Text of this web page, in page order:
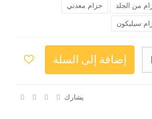
من الجلد
حزام معدني
سيليكون
إضافة إلى السلة
يشارك